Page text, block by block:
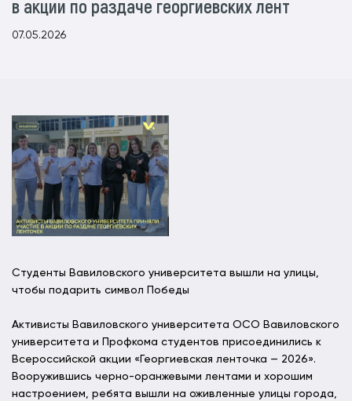
в акции по раздаче георгиевских лент
07.05.2026
Студенты Вавиловского университета вышли на улицы,
чтобы подарить символ Победы
Активисты Вавиловского университета ОСО Вавиловского
университета и Профкома студентов присоединились к
Всероссийской акции «Георгиевская ленточка — 2026».
Вооружившись черно-оранжевыми лентами и хорошим
настроением, ребята вышли на оживленные улицы города,